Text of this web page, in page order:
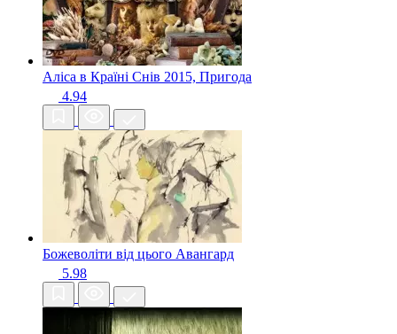
Аліса в Країні Снів 2015, Пригода
4.94
Божеволіти від цього Авангард
5.98